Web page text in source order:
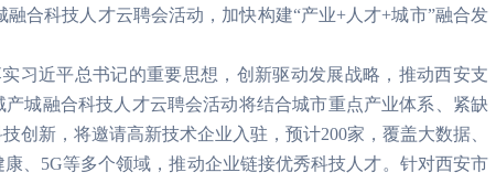
融合科技人才云聘会活动，加快构建“产业+人才+城市”融合发
习近平总书记的重要思想，创新驱动发展战略，推动西安支
城融合科技人才云聘会活动将结合城市重点产业体系、紧缺
创新，将邀请高新技术企业入驻，预计200家，覆盖大数据、
、5G等多个领域，推动企业链接优秀科技人才。针对西安市